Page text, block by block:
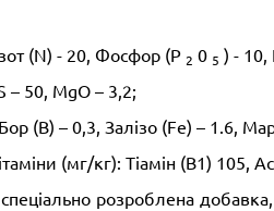
(N) - 20, Фосфор (P 2 0 5 ) - 10,
– 50, MgO – 3,2;
Бор (В) – 0,3, Залізо (Fe) – 1.6,
(мг/кг): Тіамін (В1) 105,
розроблена